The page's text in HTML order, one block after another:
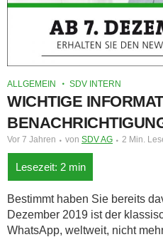
ALLGEMEIN SDV INTERN
WICHTIGE
Vor 7 Jahren von SDV AG 2 Min.
Bestimmt haben Sie bereits
Dezember 2019 ist der
WhatsApp, weltweit, nicht